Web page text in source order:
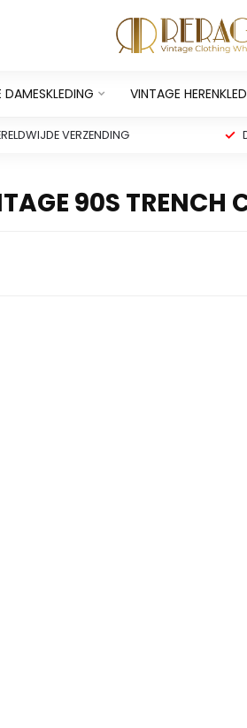
VINTAGE
VERZENDING
90S TRENCH